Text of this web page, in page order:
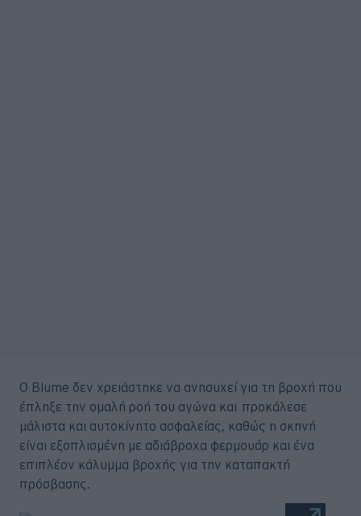
Ο Blume δεν χρειάστηκε να ανησυχεί για τη βροχή που
έπληξε την ομαλή ροή του αγώνα και προκάλεσε
μάλιστα και αυτοκίνητο ασφαλείας, καθώς η σκηνή
είναι εξοπλισμένη με αδιάβροχα φερμουάρ και ένα
επιπλέον κάλυμμα βροχής για την καταπακτή
πρόσβασης.